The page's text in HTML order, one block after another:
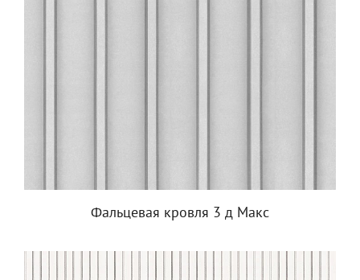
Фальцевая кровля 3 д Макс